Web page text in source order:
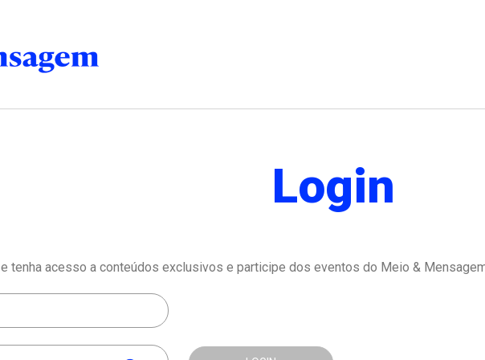
Login
e tenha acesso a conteúdos exclusivos e participe dos eventos do Meio &